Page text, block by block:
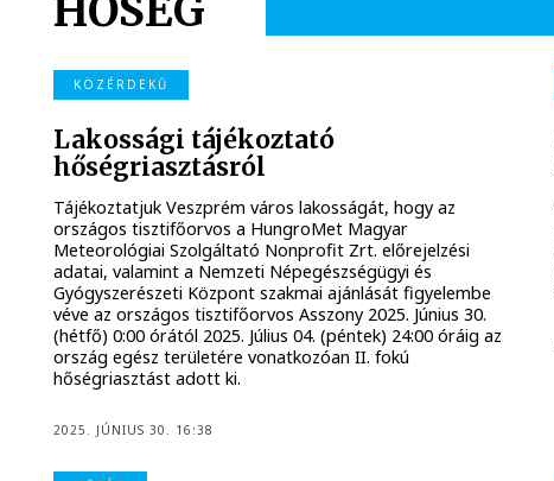
KÖZÉRDEKŰ
Lakossági tájékoztató
hőségriasztásról
Tájékoztatjuk Veszprém város lakosságát, hogy az
országos tisztifőorvos a HungroMet Magyar
Meteorológiai Szolgáltató Nonprofit Zrt. előrejelzési
adatai, valamint a Nemzeti Népegészségügyi és
Gyógyszerészeti Központ szakmai ajánlását figyelembe
véve az országos tisztifőorvos Asszony 2025. Június 30.
(hétfő) 0:00 órától 2025. Július 04. (péntek) 24:00 óráig az
ország egész területére vonatkozóan II. fokú
hőségriasztást adott ki.
2025. JÚNIUS 30. 16:38